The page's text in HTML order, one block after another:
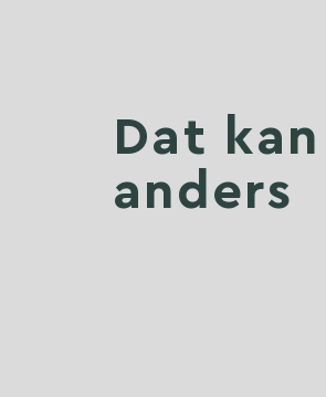
Dat kan
anders